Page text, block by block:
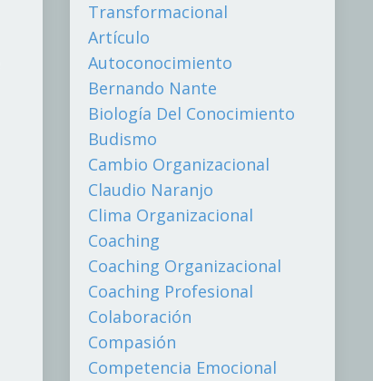
Transformacional
Artículo
Autoconocimiento
Bernando Nante
Biología Del Conocimiento
Budismo
Cambio Organizacional
Claudio Naranjo
Clima Organizacional
Coaching
Coaching Organizacional
Coaching Profesional
Colaboración
Compasión
Competencia Emocional